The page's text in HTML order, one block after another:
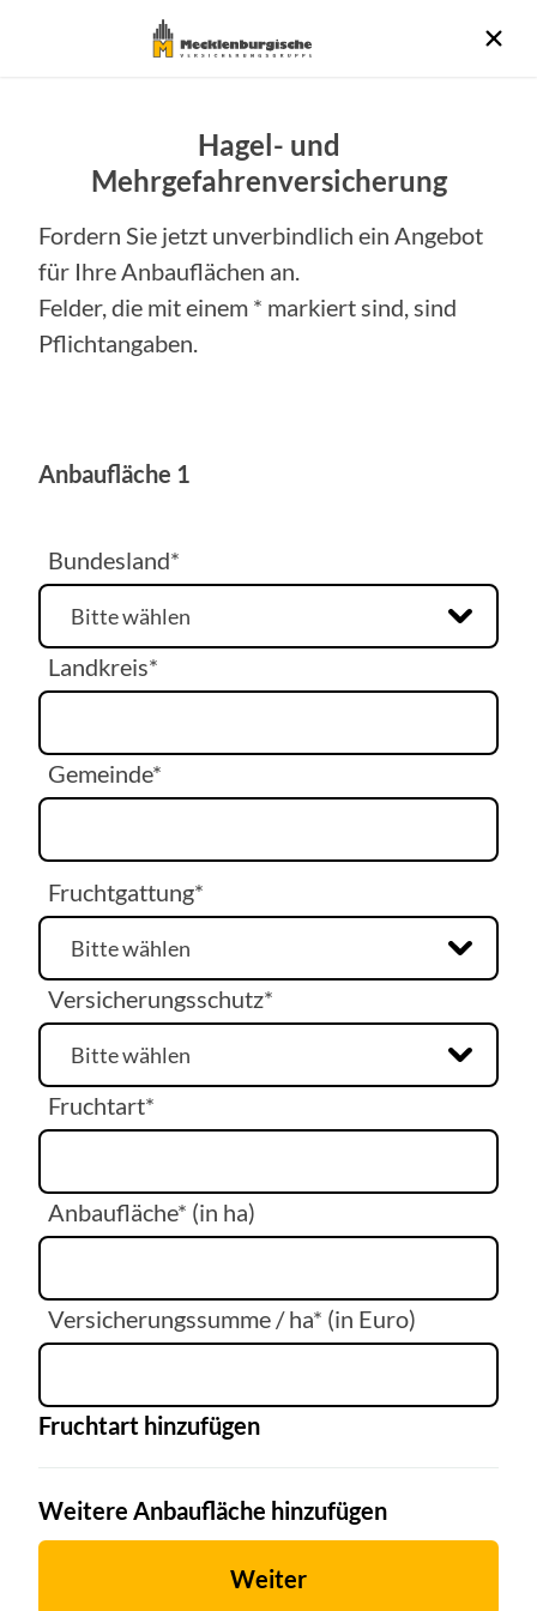
Hagel- und
Mehrgefahrenversicherung
Fordern Sie jetzt unverbindlich ein Angebot
für Ihre Anbauflächen an.
Felder, die mit einem * markiert sind, sind
Pflichtangaben.
Anbaufläche 1
Bundesland*
Landkreis*
Gemeinde*
Fruchtgattung*
Versicherungsschutz*
Fruchtart*
Anbaufläche* (in ha)
Versicherungssumme / ha* (in Euro)
Fruchtart hinzufügen
Weitere Anbaufläche hinzufügen